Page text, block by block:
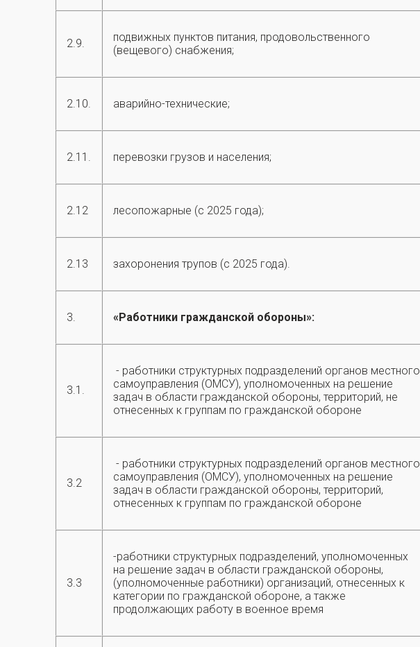
2.9.
подвижных пунктов питания, продовольственного
(вещевого) снабжения;
2.10. аварийно-технические;
2.11. перевозки грузов и населения;
2.12 лесопожарные (с 2025 года);
2.13 захоронения трупов (с 2025 года).
3. «Работники гражданской обороны»:
3.1.
- работники структурных подразделений органов местного
самоуправления (ОМСУ), уполномоченных на решение
задач в области гражданской обороны, территорий, не
отнесенных к группам по гражданской обороне
3.2
- работники структурных подразделений органов местного
самоуправления (ОМСУ), уполномоченных на решение
задач в области гражданской обороны, территорий,
отнесенных к группам по гражданской обороне
3.3
-работники структурных подразделений, уполномоченных
на решение задач в области гражданской обороны,
(уполномоченные работники) организаций, отнесенных к
категории по гражданской обороне, а также
продолжающих работу в военное время